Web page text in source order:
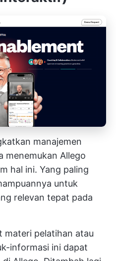
manajemen
menemukan Allego
hal ini. Yang paling
untuk
relevan tepat pada
materi pelatihan atau
informasi ini dapat